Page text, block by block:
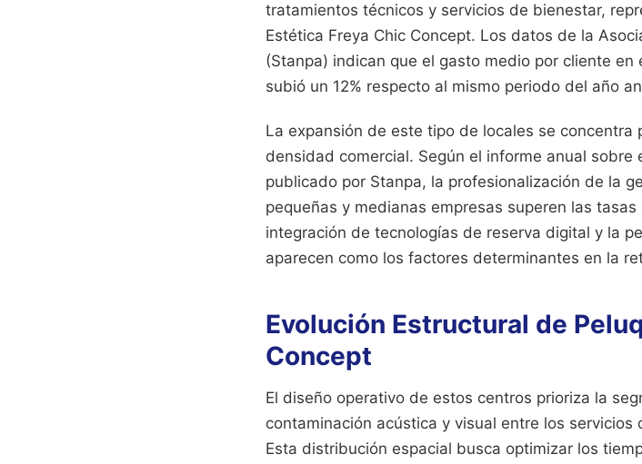
tratamientos técnicos y servicios de bienestar,
Estética Freya Chic Concept. Los datos de la
(Stanpa) indican que el gasto medio por cliente
subió un 12% respecto al mismo periodo del año
La expansión de este tipo de locales se
densidad comercial. Según el informe anual sobre
publicado por Stanpa, la profesionalización de la
pequeñas y medianas empresas superen las
integración de tecnologías de reserva digital y la
aparecen como los factores determinantes en la
Evolución Estructural de
Concept
El diseño operativo de estos centros prioriza la
contaminación acústica y visual entre los
Esta distribución espacial busca optimizar los